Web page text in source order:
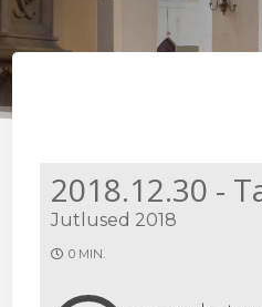
2018.12.30 -
Jutlused 2018
0 MIN.